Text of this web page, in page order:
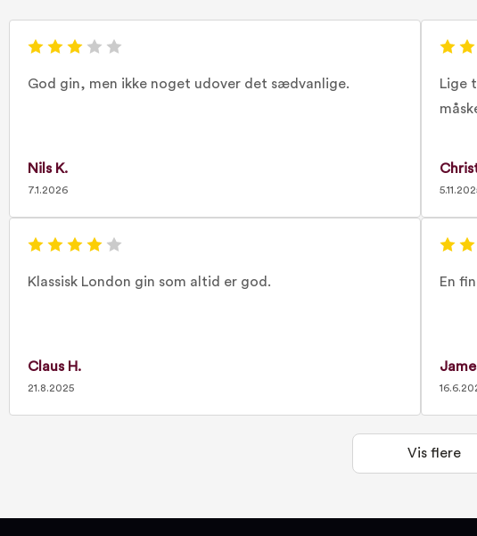
God gin, men ikke noget udover det sædvanlige.
Nils K.
7.1.2026
Lige
Klassisk London gin som altid er god.
Claus H.
21.8.2025
En
Vis flere